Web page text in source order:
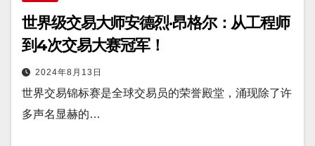
世界级交易大师安德烈·昂格尔：从工程师
到4次交易大赛冠军！
2024年8月13日
世界交易锦标赛是全球交易员的荣誉殿堂，涌现除了许
多声名显赫的…